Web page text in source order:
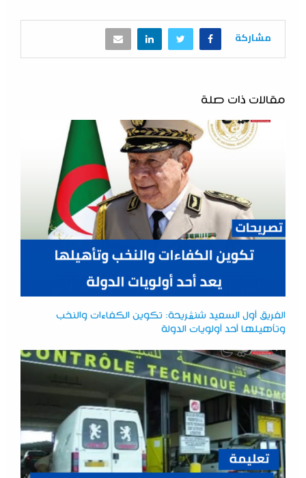
مشاركة
مقالات ذات صلة
الفريق أول السعيد شنڨريحة: تكوين الكفاءات والنخب
وتأهيلها أحد أولويات الدولة